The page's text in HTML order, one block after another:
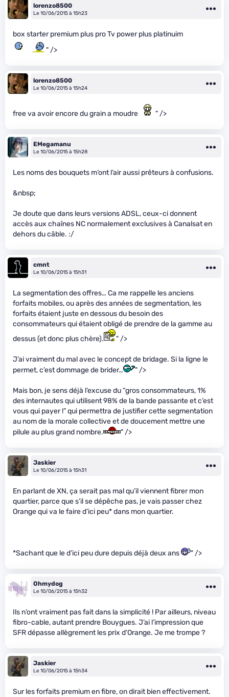
lorenzo8500
Le 10/06/2015 à 15h23
box starter premium plus pro Tv power plus platinuim
" />
lorenzo8500
Le 10/06/2015 à 15h24
free va avoir encore du grain a moudre " />
EMegamanu
Le 10/06/2015 à 15h28
Les noms des bouquets m’ont l’air aussi prêteurs à confusions.
&nbsp;
Je doute que dans leurs versions ADSL, ceux-ci donnent
accès aux chaînes NC normalement exclusives à Canalsat en
dehors du câble. :/
cmnt
Le 10/06/2015 à 15h31
La segmentation des offres… Ca me rappelle les anciens
forfaits mobiles, ou après des années de segmentation, les
forfaits étaient juste en dessous du besoin des
consommateurs qui étaient obligé de prendre de la gamme au
dessus (et donc plus chère).
" />
J’ai vraiment du mal avec le concept de bridage. Si la ligne le
permet, c’est dommage de brider…
" />
Mais bon, je sens déjà l’excuse du “gros consommateurs, 1%
des internautes qui utilisent 98% de la bande passante et c’est
vous qui payer !” qui permettra de justifier cette segmentation
au nom de la morale collective et de doucement mettre une
pilule au plus grand nombre.
" />
Jaskier
Le 10/06/2015 à 15h31
En parlant de XN, ça serait pas mal qu’il viennent fibrer mon
quartier, parce que s’il se dépêche pas, je vais passer chez
Orange qui va le faire d’ici peu* dans mon quartier.
*Sachant que le d’ici peu dure depuis déjà deux ans " />
Ohmydog
Le 10/06/2015 à 15h32
Ils n’ont vraiment pas fait dans la simplicité ! Par ailleurs, niveau
fibro-cable, autant prendre Bouygues. J’ai l’impression que
SFR dépasse allègrement les prix d’Orange. Je me trompe ?
Jaskier
Le 10/06/2015 à 15h34
Sur les forfaits premium en fibre, on dirait bien effectivement.